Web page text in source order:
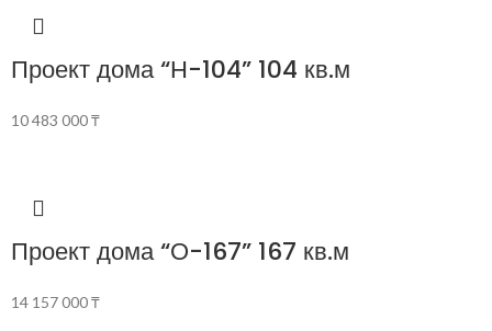
Проект дома “Н-104” 104 кв.м
10 483 000₸
Проект дома “О-167” 167 кв.м
14 157 000₸